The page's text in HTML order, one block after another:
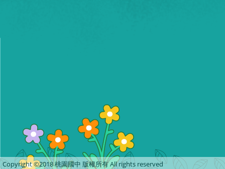
Copyright ©2018 桃園國中 版權所有 All rights reserved